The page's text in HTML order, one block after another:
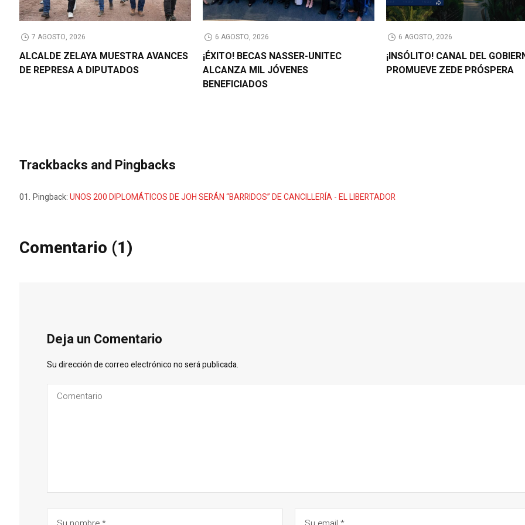
7 AGOSTO, 2026
ALCALDE ZELAYA MUESTRA AVANCES
DE REPRESA A DIPUTADOS
6 AGOSTO, 2026
¡ÉXITO! BECAS NASSER-UNITEC
ALCANZA MIL JÓVENES
BENEFICIADOS
6 AGOSTO, 2026
¡INSÓLITO! CANAL DEL
PROMUEVE ZEDE PRÓSPERA
Trackbacks and Pingbacks
Pingback:UNOS 200 DIPLOMÁTICOS DE JOH SERÁN “BARRIDOS” DE CANCILLERÍA - EL LIBERTADOR
Comentario (1)
Deja un Comentario
Su dirección de correo electrónico no será publicada.